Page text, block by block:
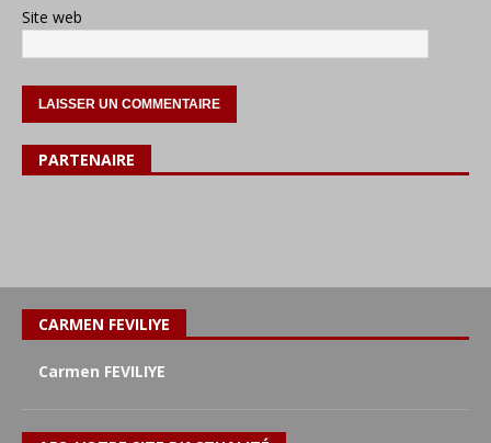
Site web
PARTENAIRE
CARMEN FEVILIYE
Carmen FEVILIYE